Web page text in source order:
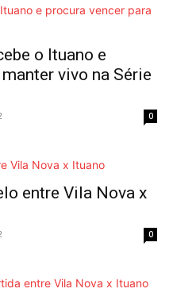
o Ituano e
vivo na Série
0
entre Vila Nova x
0